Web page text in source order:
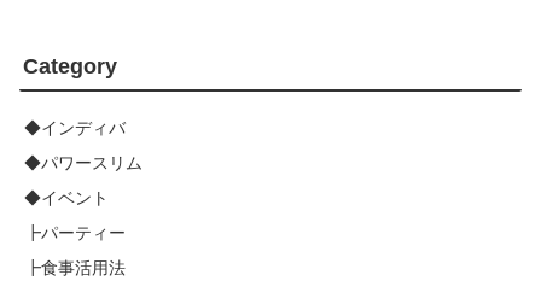
Category
◆インディバ
◆パワースリム
◆イベント
┣パーティー
┣食事活用法